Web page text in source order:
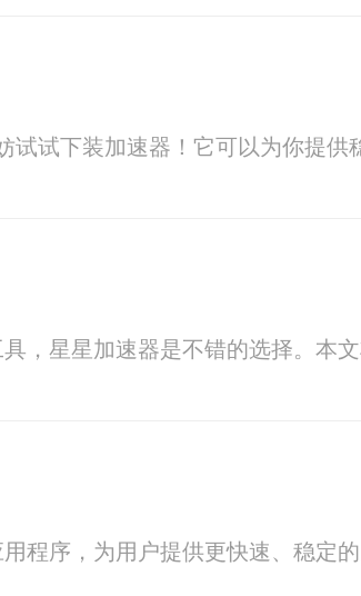
试下装加速器！它可以为你提
，星星加速器是不错的选择。本
程序，为用户提供更快速、稳定的